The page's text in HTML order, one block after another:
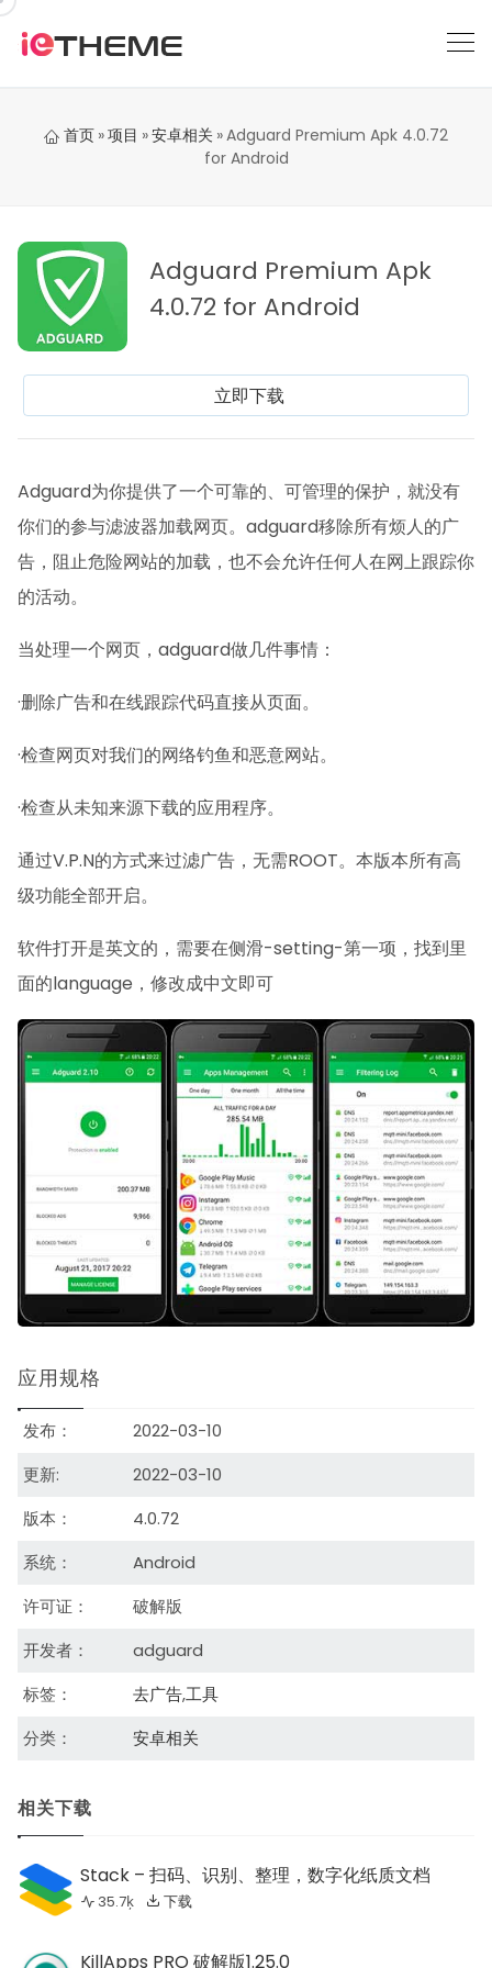
跳
首页 »项目 »安卓相关 »Adguard Premium Apk 4.0.72
for Android
Adguard Premium Apk
4.0.72 for Android
立即下载
Adguard为你提供了一个可靠的、可管理的保护，就没有
你们的参与滤波器加载网页。adguard移除所有烦人的广
告，阻止危险网站的加载，也不会允许任何人在网上跟踪你
的活动。
当处理一个网页，adguard做几件事情：
·删除广告和在线跟踪代码直接从页面。
·检查网页对我们的网络钓鱼和恶意网站。
·检查从未知来源下载的应用程序。
通过V.P.N的方式来过滤广告，无需ROOT。本版本所有高
级功能全部开启。
软件打开是英文的，需要在侧滑-setting-第一项，找到里
面的language，修改成中文即可
应用规格
发布：
2022-03-10
更新:
2022-03-10
版本：
4.0.72
系统：
Android
许可证：
破解版
开发者：
adguard
标签：
去广告,工具
分类：
安卓相关
相关下载
Stack – 扫码、识别、整理，数字化纸质文档
35.7ķ 下载
KillApps PRO 破解版1.25.0